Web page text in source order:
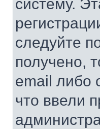
систему.
следуйте
получено,
email либо
что ввели